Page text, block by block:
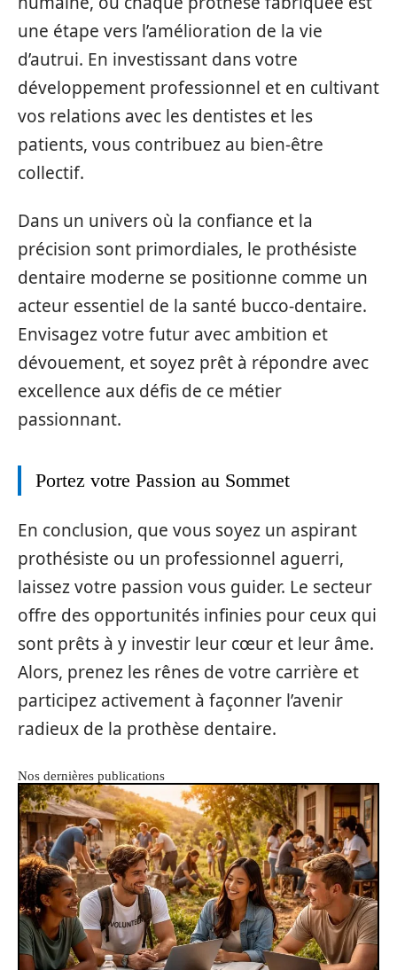
une étape vers l’amélioration de la vie
d’autrui. En investissant dans votre
développement professionnel et en cultivant
vos relations avec les dentistes et les
patients, vous contribuez au bien-être
collectif.
Dans un univers où la confiance et la
précision sont primordiales, le prothésiste
dentaire moderne se positionne comme un
acteur essentiel de la santé bucco-dentaire.
Envisagez votre futur avec ambition et
dévouement, et soyez prêt à répondre avec
excellence aux défis de ce métier
passionnant.
Portez votre Passion au Sommet
En conclusion, que vous soyez un aspirant
prothésiste ou un professionnel aguerri,
laissez votre passion vous guider. Le secteur
offre des opportunités infinies pour ceux qui
sont prêts à y investir leur cœur et leur âme.
Alors, prenez les rênes de votre carrière et
participez activement à façonner l’avenir
radieux de la prothèse dentaire.
Nos dernières publications